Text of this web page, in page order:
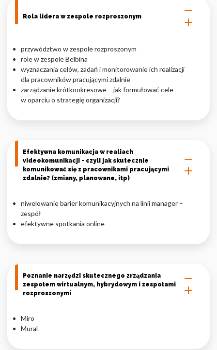
Rola lidera w zespole rozproszonym
przywództwo w zespole rozproszonym
role w zespole Belbina
wyznaczania celów, zadań i monitorowanie ich realizacji
dla pracowników pracującymi zdalnie
zarządzanie krótkookresowe – jak formułować cele
w oparciu o strategię organizacji?
Efektywna komunikacja w realiach
videokomunikacji - czyli jak skutecznie
komunikować się z pracownikami pracującymi
zdalnie? (zmiany, planowane, itp)
niwelowanie barier komunikacyjnych na linii manager –
zespół
efektywne spotkania online
Poznanie narzędzi skutecznego zrządzania
zespołem wirtualnym, hybrydowym i zespołami
rozproszonymi
Miro
Mural
Nieklasyfikowane pliki cookie, to pliki, które są w procesie
klasyfikowania, wraz z dostawcami poszczególnych ciasteczek.
Odrzuć
Zapisz moje preferencje
Akceptuj wszystko